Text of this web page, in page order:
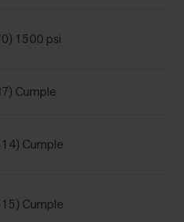
1500 psi
Cumple
Cumple
Cumple